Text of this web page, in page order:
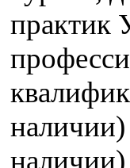
практик